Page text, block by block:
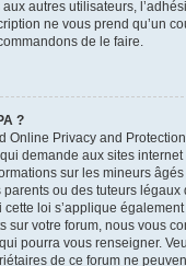
autres utilisateurs,
ne vous prend qu’un
de le faire.
?
Online Privacy and
demande aux sites
sur les mineurs
ou des tuteurs
loi s’applique
sur votre forum, nous vous
pourra vous renseigner.
de ce forum ne